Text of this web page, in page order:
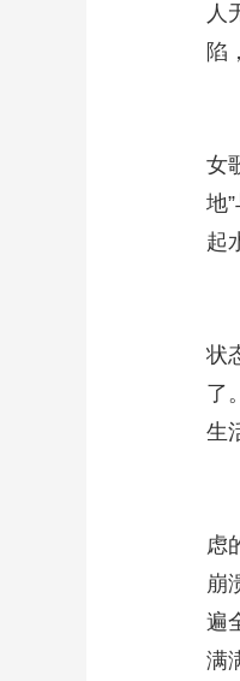
人
陷
女
地
起
状
了
生
虑
崩
遍
满